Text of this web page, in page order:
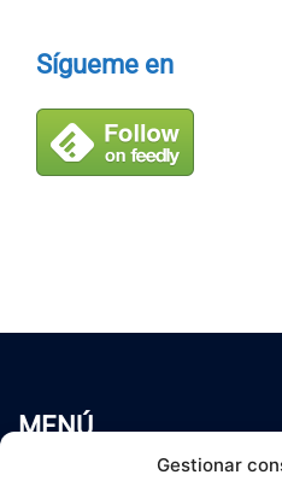
Gestionar
Sígueme en
MENÚ